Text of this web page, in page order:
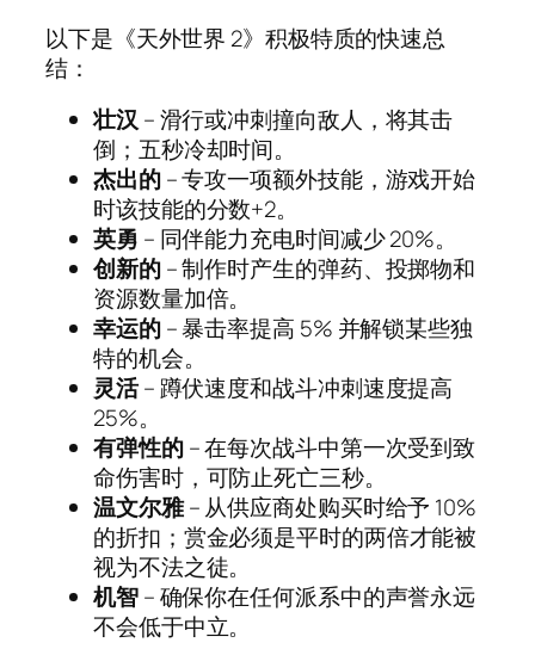
以下是《天外世界 2》积极特质的快速总
结：
壮汉 – 滑行或冲刺撞向敌人，将其击
倒；五秒冷却时间。
杰出的– 专攻一项额外技能，游戏开始
时该技能的分数+2。
英勇 – 同伴能力充电时间减少 20%。
创新的– 制作时产生的弹药、投掷物和
资源数量加倍。
幸运的– 暴击率提高 5% 并解锁某些独
特的机会。
灵活– 蹲伏速度和战斗冲刺速度提高
25%。
有弹性的– 在每次战斗中第一次受到致
命伤害时，可防止死亡三秒。
温文尔雅– 从供应商处购买时给予 10%
的折扣；赏金必须是平时的两倍才能被
视为不法之徒。
机智– 确保你在任何派系中的声誉永远
不会低于中立。